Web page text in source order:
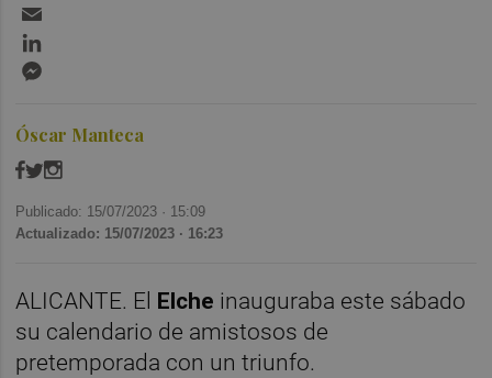
Óscar Manteca
Publicado: 15/07/2023 · 15:09
Actualizado: 15/07/2023 · 16:23
ALICANTE. El Elche inauguraba este sábado
su calendario de amistosos de
pretemporada con un triunfo.